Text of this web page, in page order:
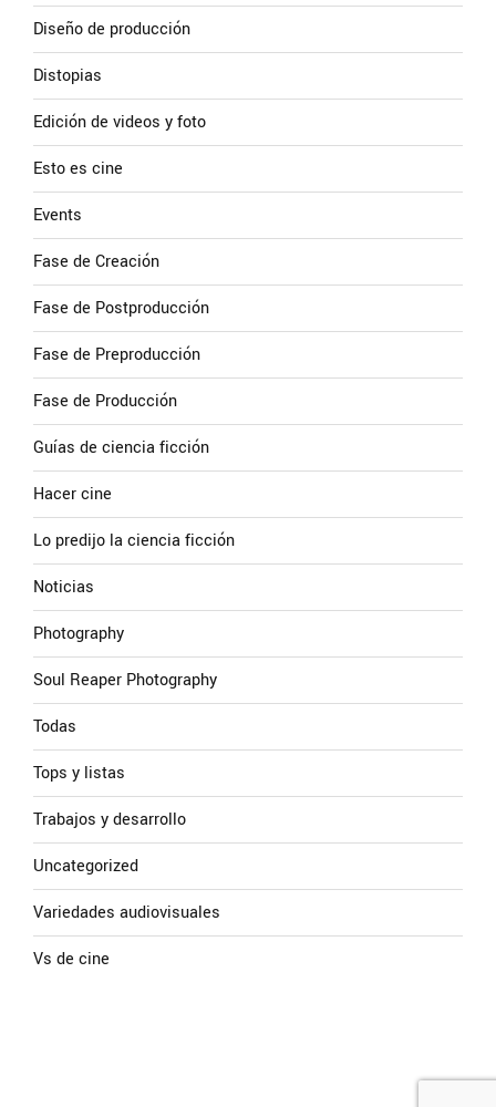
Diseño de producción
Distopias
Edición de videos y foto
Esto es cine
Events
Fase de Creación
Fase de Postproducción
Fase de Preproducción
Fase de Producción
Guías de ciencia ficción
Hacer cine
Lo predijo la ciencia ficción
Noticias
Photography
Soul Reaper Photography
Todas
Tops y listas
Trabajos y desarrollo
Uncategorized
Variedades audiovisuales
Vs de cine